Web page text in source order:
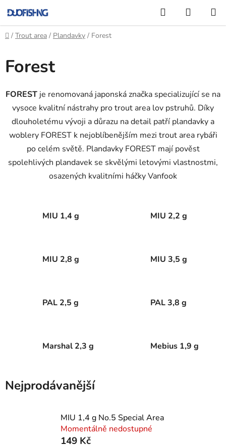
na
obsah
Hledat
KOŠÍK
Domů
/ Trout area / Plandavky / Forest
Forest
FOREST je renomovaná japonská značka specializující se na
vysoce kvalitní nástrahy pro trout area lov pstruhů. Díky
dlouholetému vývoji a důrazu na detail patří plandavky a
woblery FOREST k nejoblíbenějším mezi trout area rybáři
po celém světě. Plandavky FOREST mají pověst
spolehlivých plandavek se skvělými letovými vlastnostmi,
osazených kvalitními háčky Vanfook
MIU 1,4 g MIU 2,2 g
MIU 2,8 g MIU 3,5 g
PAL 2,5 g PAL 3,8 g
Marshal 2,3 g Mebius 1,9 g
Nejprodávanější
MIU 1,4 g No.5 Special Area
Momentálně nedostupné
149 Kč